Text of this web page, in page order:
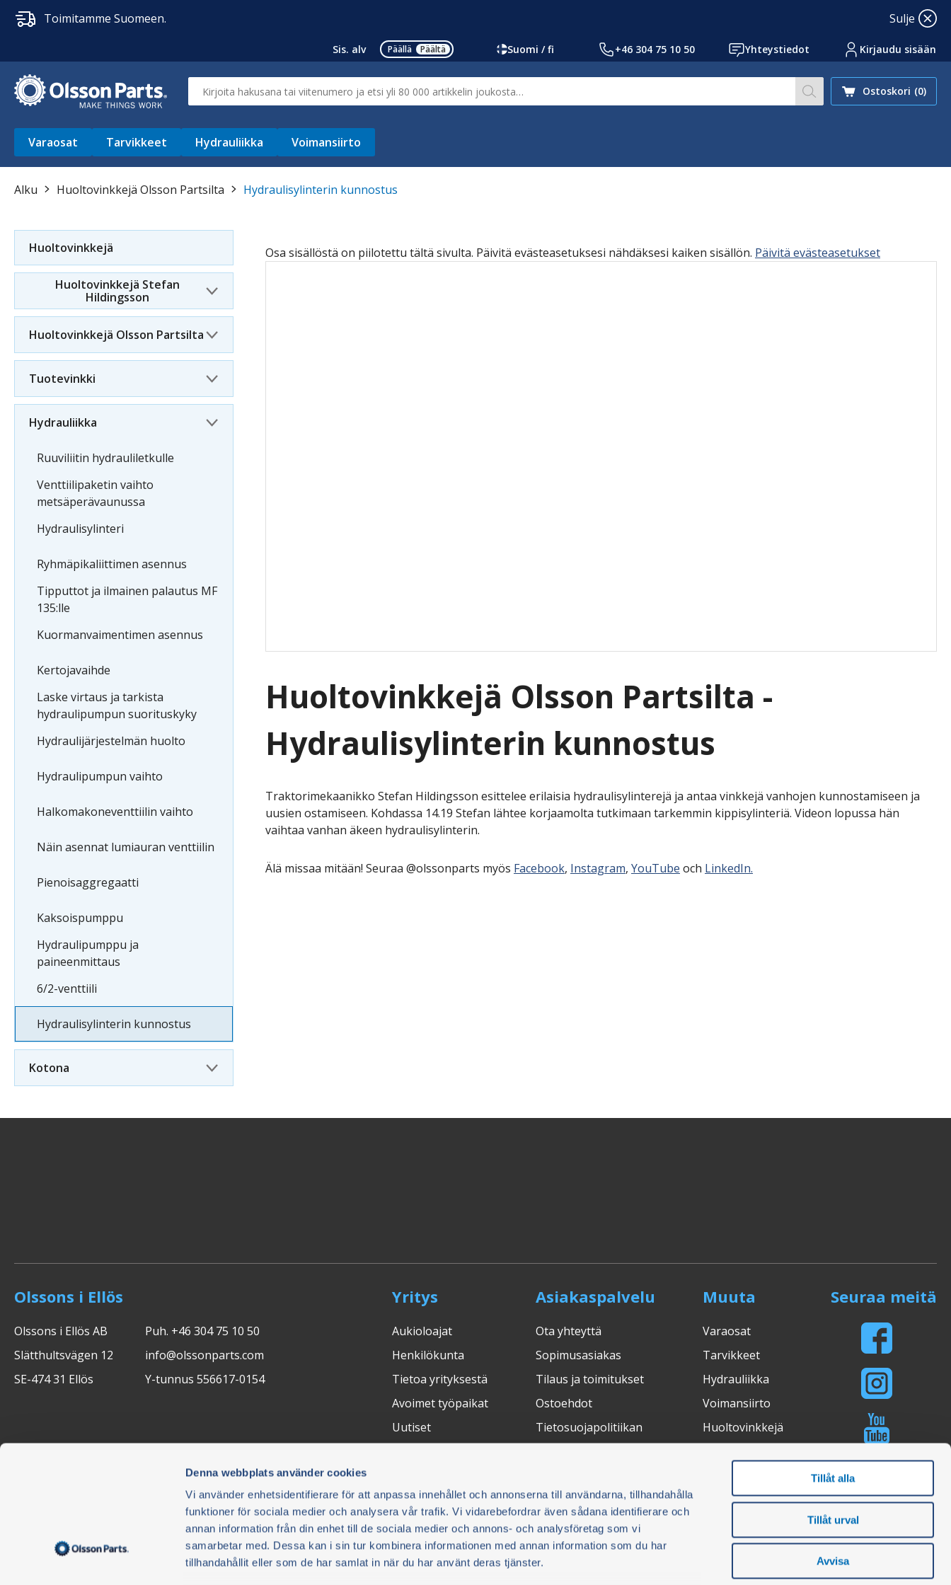
Denna webbplats använder cookies
Vi använder enhetsidentifierare för att anpassa innehållet och annonserna till användarna, tillhandahålla
funktioner för sociala medier och analysera vår trafik. Vi vidarebefordrar även sådana identifierare och
annan information från din enhet till de sociala medier och annons- och analysföretag som vi
samarbetar med. Dessa kan i sin tur kombinera informationen med annan information som du har
tillhandahållit eller som de har samlat in när du har använt deras tjänster.
Tillåt alla
Tillåt urval
Avvisa
Toimitamme Suomeen. Sulje
Sis. alv Päällä Päältä Suomi / fi +46 304 75 10 50 Yhteystiedot Kirjaudu sisään
Hae sivustoltamme
Ostoskori (0)
Varaosat Tarvikkeet Hydrauliikka Voimansiirto
Alku Huoltovinkkejä Olsson Partsilta Hydraulisylinterin kunnostus
Huoltovinkkejä
Huoltovinkkejä Stefan
Hildingsson
Huoltovinkkejä Olsson Partsilta
Tuotevinkki
Hydrauliikka
Ruuviliitin hydrauliletkulle
Venttiilipaketin vaihto
metsäperävaunussa
Hydraulisylinteri
Ryhmäpikaliittimen asennus
Tipputtot ja ilmainen palautus MF
135:lle
Kuormanvaimentimen asennus
Kertojavaihde
Laske virtaus ja tarkista
hydraulipumpun suorituskyky
Hydraulijärjestelmän huolto
Hydraulipumpun vaihto
Halkomakoneventtiilin vaihto
Näin asennat lumiauran venttiilin
Pienoisaggregaatti
Kaksoispumppu
Hydraulipumppu ja
paineenmittaus
6/2-venttiili
Hydraulisylinterin kunnostus
Kotona
Osa sisällöstä on piilotettu tältä sivulta. Päivitä evästeasetuksesi nähdäksesi kaiken sisällön. Päivitä evästeasetukset
Huoltovinkkejä Olsson Partsilta -
Hydraulisylinterin kunnostus
Traktorimekaanikko Stefan Hildingsson esittelee erilaisia hydraulisylinterejä ja antaa vinkkejä vanhojen kunnostamiseen ja
uusien ostamiseen. Kohdassa 14.19 Stefan lähtee korjaamolta tutkimaan tarkemmin kippisylinteriä. Videon lopussa hän
vaihtaa vanhan äkeen hydraulisylinterin.
Älä missaa mitään! Seuraa @olssonparts myös Facebook, Instagram, YouTube och LinkedIn.
Olssons i Ellös
Olssons i Ellös AB
Slätthultsvägen 12
SE-474 31 Ellös
Puh. +46 304 75 10 50
info@olssonparts.com
Y-tunnus 556617-0154
Yritys
Aukioloajat
Henkilökunta
Tietoa yrityksestä
Avoimet työpaikat
Uutiset
Asiakaspalvelu
Ota yhteyttä
Sopimusasiakas
Tilaus ja toimitukset
Ostoehdot
Tietosuojapolitiikan
FAQ
Muuta
Varaosat
Tarvikkeet
Hydrauliikka
Voimansiirto
Huoltovinkkejä
Seuraa meitä
Uutiskirje
Älä jää paitsi - tilaa uutiskirjeemme. Uutiskirje on maksuton ja
Maksuratkaisut ToimitustapaCertifications